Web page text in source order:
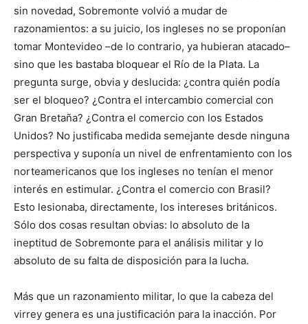
sin novedad, Sobremonte volvió a mu­dar de
razonamientos: a su juicio, los ingleses no se proponían
tomar Monte­video –de lo contrario, ya hubieran atacado–
sino que les bastaba bloquear el Río de la Plata. La
pregunta surge, obvia y deslucida: ¿contra quién podía
ser el bloqueo? ¿Contra el intercambio comercial con
Gran Bretaña? ¿Contra el comercio con los Estados
Unidos? No justificaba medida semejante desde nin­guna
perspectiva y suponía un nivel de enfrentamiento con los
norteamerica­nos que los ingleses no tenían el menor
interés en estimular. ¿Contra el comercio con Brasil?
Esto lesionaba, directamente, los intereses británicos.
Sólo dos cosas resultan obvias: lo absoluto de la
ineptitud de Sobremonte para el análi­sis militar y lo
absoluto de su falta de disposición para la lucha.
Más que un razonamiento militar, lo que la cabeza del
virrey genera es una justificación para la inacción. Por